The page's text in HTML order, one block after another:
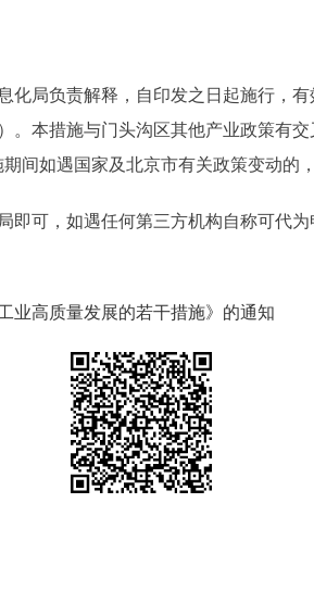
化局负责解释，自印发之日起施行，有
。本措施与门头沟区其他产业政策有
间如遇国家及北京市有关政策变动的
即可，如遇任何第三方机构自称可代为
业高质量发展的若干措施》的通知